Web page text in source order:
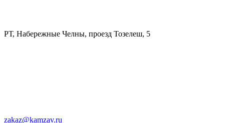
РТ, Набережные Челны, проезд Тозелеш, 5
zakaz@kamzav.ru